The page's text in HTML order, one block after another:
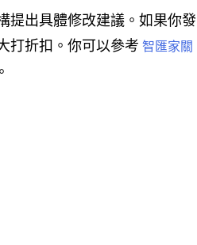
提出具體修改建議。如果你發
打折扣。你可以參考智匯家關